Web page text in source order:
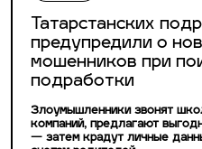
Татарстанских
предупредили о
мошенников при
подработки
Злоумышленники звонят
компаний, предлагают
— затем крадут личные